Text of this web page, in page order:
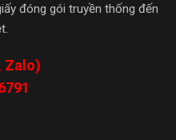
đóng gói truyền thống đến
Zalo)